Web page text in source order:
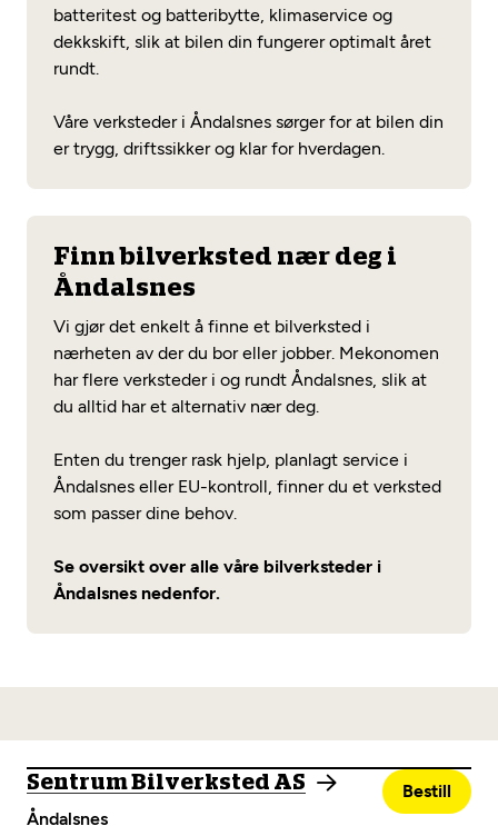
batteritest og batteribytte, klimaservice og
dekkskift, slik at bilen din fungerer optimalt året
rundt.
Våre verksteder i Åndalsnes sørger for at bilen din
er trygg, driftssikker og klar for hverdagen.
Finn bilverksted nær deg i
Åndalsnes
Vi gjør det enkelt å finne et bilverksted i
nærheten av der du bor eller jobber. Mekonomen
har flere verksteder i og rundt Åndalsnes, slik at
du alltid har et alternativ nær deg.
Enten du trenger rask hjelp, planlagt service i
Åndalsnes eller EU-kontroll, finner du et verksted
som passer dine behov.
Se oversikt over alle våre bilverksteder i
Åndalsnes nedenfor.
Sentrum Bilverksted AS
Åndalsnes
Bestill